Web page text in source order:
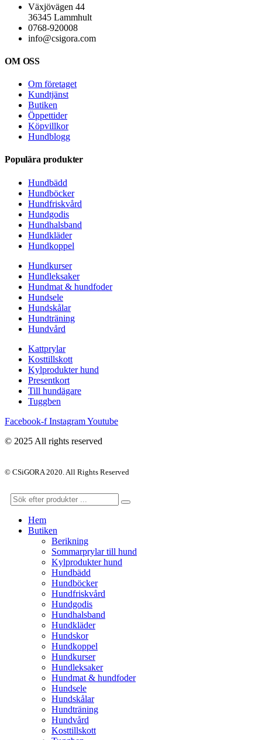
Växjövägen 44
36345 Lammhult
0768-920008
info@csigora.com
OM OSS
Om företaget
Kundtjänst
Butiken
Öppettider
Köpvillkor
Hundblogg
Populära produkter
Hundbädd
Hundböcker
Hundfriskvård
Hundgodis
Hundhalsband
Hundkläder
Hundkoppel
Hundkurser
Hundleksaker
Hundmat & hundfoder
Hundsele
Hundskålar
Hundträning
Hundvård
Kattprylar
Kosttillskott
Kylprodukter hund
Presentkort
Till hundägare
Tuggben
Facebook-f InstagramYoutube
© 2025 All rights reserved
© CSiGORA 2020. All Rights Reserved
Hem
Butiken
Berikning
Sommarprylar till hund
Kylprodukter hund
Hundbädd
Hundböcker
Hundfriskvård
Hundgodis
Hundhalsband
Hundkläder
Hundskor
Hundkoppel
Hundkurser
Hundleksaker
Hundmat & hundfoder
Hundsele
Hundskålar
Hundträning
Hundvård
Kosttillskott